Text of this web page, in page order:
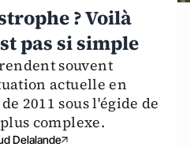
? Voilà
pas si simple
souvent
actuelle en
2011 sous l'égide de
complexe.
Delalande